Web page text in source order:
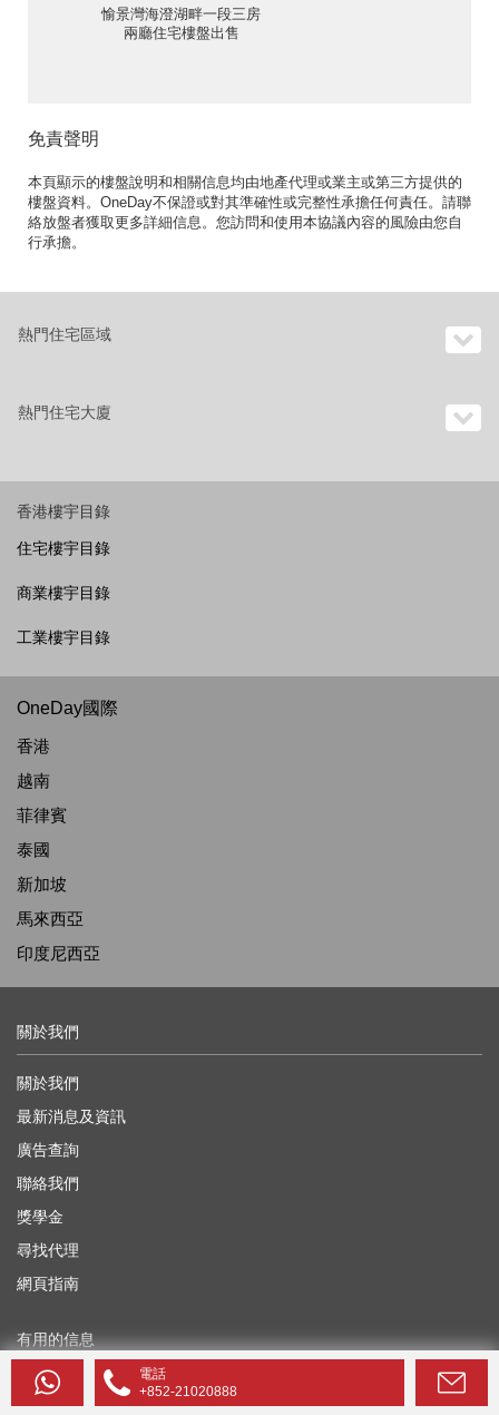
愉景灣海澄湖畔一段三房
兩廳住宅樓盤出售
免責聲明
本頁顯示的樓盤說明和相關信息均由地產代理或業主或第三方提供的
樓盤資料。OneDay不保證或對其準確性或完整性承擔任何責任。請聯
絡放盤者獲取更多詳細信息。您訪問和使用本協議內容的風險由您自
行承擔。
電話
+852-21020888
熱門住宅區域
熱門住宅大廈
香港樓宇目錄
住宅樓宇目錄
商業樓宇目錄
工業樓宇目錄
OneDay國際
香港
越南
菲律賓
泰國
新加坡
馬來西亞
印度尼西亞
關於我們
關於我們
最新消息及資訊
廣告查詢
聯絡我們
獎學金
尋找代理
網頁指南
有用的信息
博客